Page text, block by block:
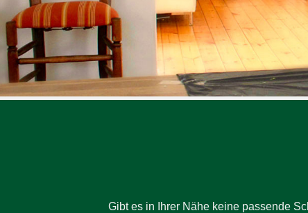
Gibt es in Ihrer Nä­he kei­ne passende
Bitte akzeptieren Sie
Bitte akzeptieren Sie
Bitte lasse dieses Feld
Bitte akzeptieren Sie